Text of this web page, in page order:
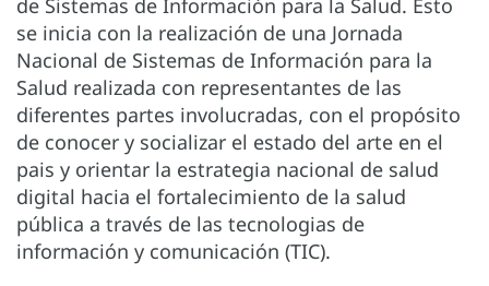
de Sistemas de Información para la Salud. Esto
se inicia con la realización de una Jornada
Nacional de Sistemas de Información para la
Salud realizada con representantes de las
diferentes partes involucradas, con el propósito
de conocer y socializar el estado del arte en el
pais y orientar la estrategia nacional de salud
digital hacia el fortalecimiento de la salud
pública a través de las tecnologias de
información y comunicación (TIC).